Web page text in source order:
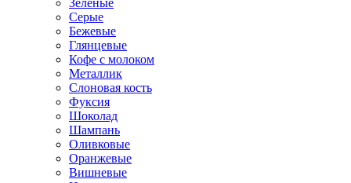
Зеленые
Серые
Бежевые
Глянцевые
Кофе с молоком
Металлик
Слоновая кость
Фуксия
Шоколад
Шампань
Оливковые
Оранжевые
Вишневые